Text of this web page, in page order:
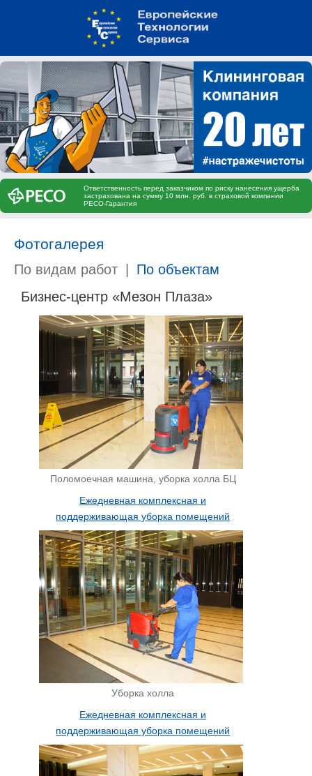
Ответственность перед заказчиком по риску нанесения ущерба
застрахована на сумму 10 млн. руб. в страховой компании
РЕСО-Гарантия
Фотогалерея
По видам работ
По объектам
Бизнес-центр «Мезон Плаза»
Поломоечная машина, уборка холла БЦ
Ежедневная комплексная и
поддерживающая уборка помещений
Уборка холла
Ежедневная комплексная и
поддерживающая уборка помещений